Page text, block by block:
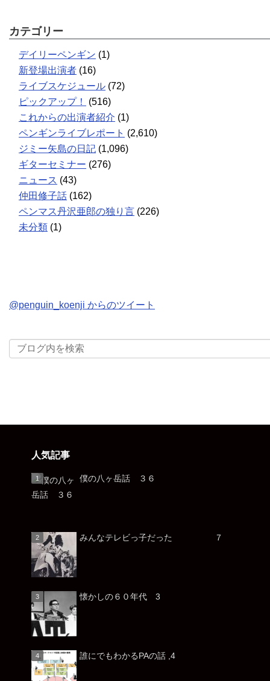
カテゴリー
デイリーペンギン (1)
新登場出演者 (16)
ライブスケジュール (72)
ピックアップ！
(516)
これからの出演者紹介 (1)
ペンギンライブレポート (2,610)
ジミー矢島の日記 (1,096)
ギターセミナー (276)
ニュース (43)
仲田修子話 (162)
ペンマス丹沢亜郎の独り言 (226)
未分類 (1)
@penguin_koenji からのツイート
人気記事
僕の八ヶ岳話 ３６
みんなテレビっ子だった ７
懐かしの６０年代 3
誰にでもわかるPAの話 ,4